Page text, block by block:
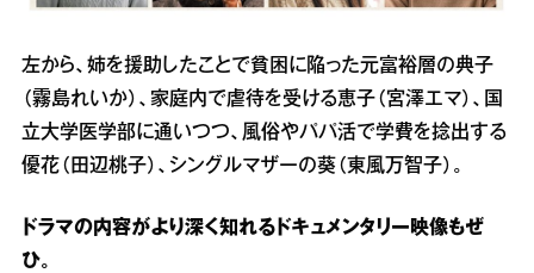
左から、姉を援助したことで貧困に陥った元富裕層の典子
（霧島れいか）、家庭内で虐待を受ける恵子（宮澤エマ）、国
立大学医学部に通いつつ、風俗やパパ活で学費を捻出する
優花（田辺桃子）、シングルマザーの葵（東風万智子）。
ドラマの内容がより深く知れるドキュメンタリー映像もぜ
ひ。